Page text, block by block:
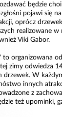
będzie
pojawi się
oprócz
realizowane
Viki Gabor.
organizowana
zimy odwiedza
drzewek. W
innych
z
też upominki,